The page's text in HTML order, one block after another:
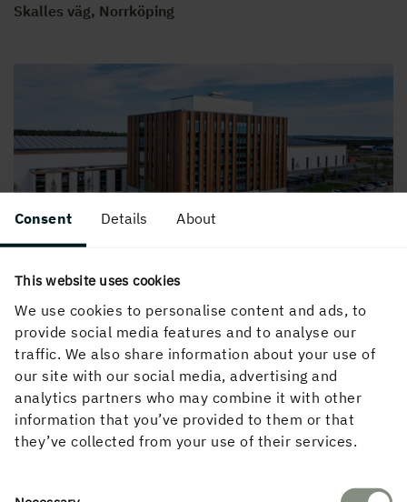
Consent Details About
This website uses cookies
We use cookies to personalise content and ads, to
provide social media features and to analyse our
traffic. We also share information about your use of
our site with our social media, advertising and
analytics partners who may combine it with other
information that you’ve provided to them or that
they’ve collected from your use of their services.
Consent
Skalles väg, Norrköping